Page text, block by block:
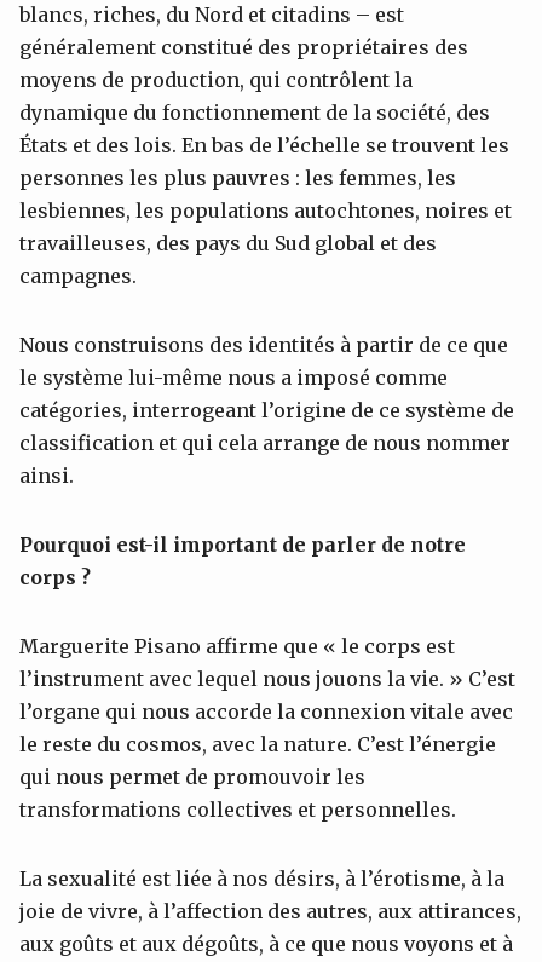
blancs, riches, du Nord et citadins – est
généralement constitué des propriétaires des
moyens de production, qui contrôlent la
dynamique du fonctionnement de la société, des
États et des lois. En bas de l’échelle se trouvent les
personnes les plus pauvres : les femmes, les
lesbiennes, les populations autochtones, noires et
travailleuses, des pays du Sud global et des
campagnes.
Nous construisons des identités à partir de ce que
le système lui-même nous a imposé comme
catégories, interrogeant l’origine de ce système de
classification et qui cela arrange de nous nommer
ainsi.
Pourquoi est-il important de parler de notre
corps ?
Marguerite Pisano affirme que « le corps est
l’instrument avec lequel nous jouons la vie. » C’est
l’organe qui nous accorde la connexion vitale avec
le reste du cosmos, avec la nature. C’est l’énergie
qui nous permet de promouvoir les
transformations collectives et personnelles.
La sexualité est liée à nos désirs, à l’érotisme, à la
joie de vivre, à l’affection des autres, aux attirances,
aux goûts et aux dégoûts, à ce que nous voyons et à